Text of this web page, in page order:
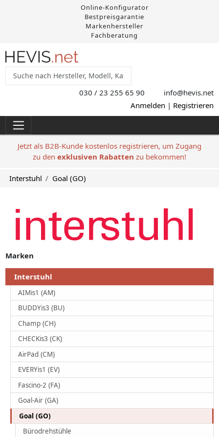
Online-Konfigurator
Bestpreisgarantie
Markenhersteller
Fachberatung
030 / 23 255 65 90 info@hevis.net
Anmelden | Registrieren
Jetzt als B2B-Kunde kostenlos registrieren, um Zugang
zu den exklusiven Rabatten zu bekommen!
Interstuhl Goal (GO)
Marken
Interstuhl
AIMis1 (AM)
BUDDYis3 (BU)
Champ (CH)
CHECKis3 (CK)
AirPad (CM)
EVERYis1 (EV)
Fascino-2 (FA)
Goal-Air (GA)
Goal (GO)
Bürodrehstühle